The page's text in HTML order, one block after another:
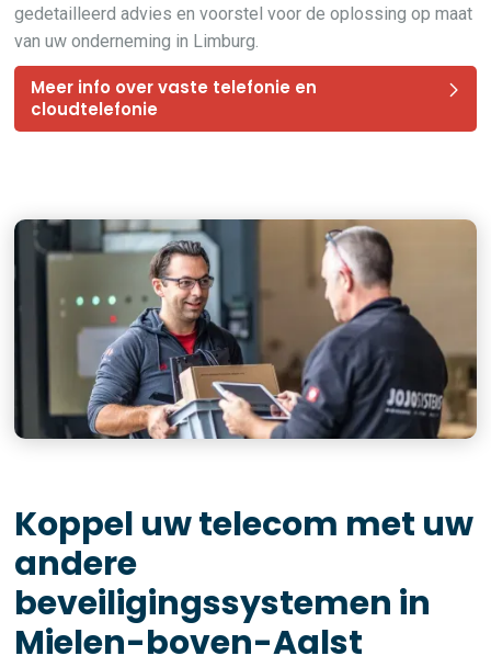
gedetailleerd advies en voorstel voor de oplossing op maat
van uw onderneming in Limburg.
Meer info over vaste telefonie en
cloudtelefonie
Koppel uw telecom met uw
andere
beveiligingssystemen in
Mielen-boven-Aalst